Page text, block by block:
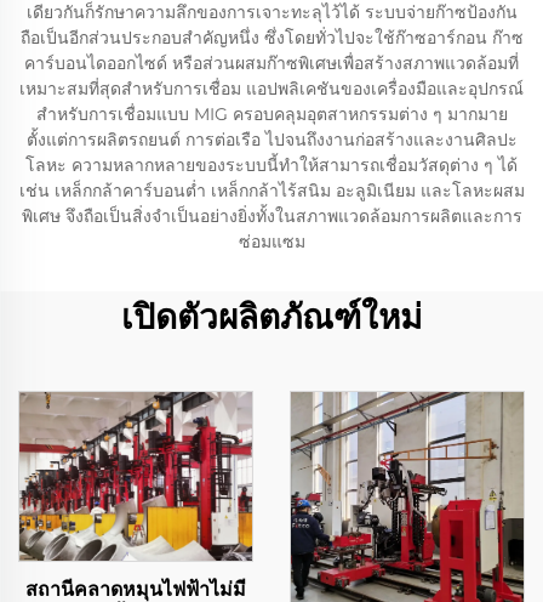
เดียวกันก็รักษาความลึกของการเจาะทะลุไว้ได้ ระบบจ่ายก๊าซป้องกัน
ถือเป็นอีกส่วนประกอบสำคัญหนึ่ง ซึ่งโดยทั่วไปจะใช้ก๊าซอาร์กอน ก๊าซ
คาร์บอนไดออกไซด์ หรือส่วนผสมก๊าซพิเศษเพื่อสร้างสภาพแวดล้อมที่
เหมาะสมที่สุดสำหรับการเชื่อม แอปพลิเคชันของเครื่องมือและอุปกรณ์
สำหรับการเชื่อมแบบ MIG ครอบคลุมอุตสาหกรรมต่าง ๆ มากมาย
ตั้งแต่การผลิตรถยนต์ การต่อเรือ ไปจนถึงงานก่อสร้างและงานศิลปะ
โลหะ ความหลากหลายของระบบนี้ทำให้สามารถเชื่อมวัสดุต่าง ๆ ได้
เช่น เหล็กกล้าคาร์บอนต่ำ เหล็กกล้าไร้สนิม อะลูมิเนียม และโลหะผสม
พิเศษ จึงถือเป็นสิ่งจำเป็นอย่างยิ่งทั้งในสภาพแวดล้อมการผลิตและการ
ซ่อมแซม
เปิดตัวผลิตภัณฑ์ใหม่
สถานีคลาดหมุนไฟฟ้าไม่มี